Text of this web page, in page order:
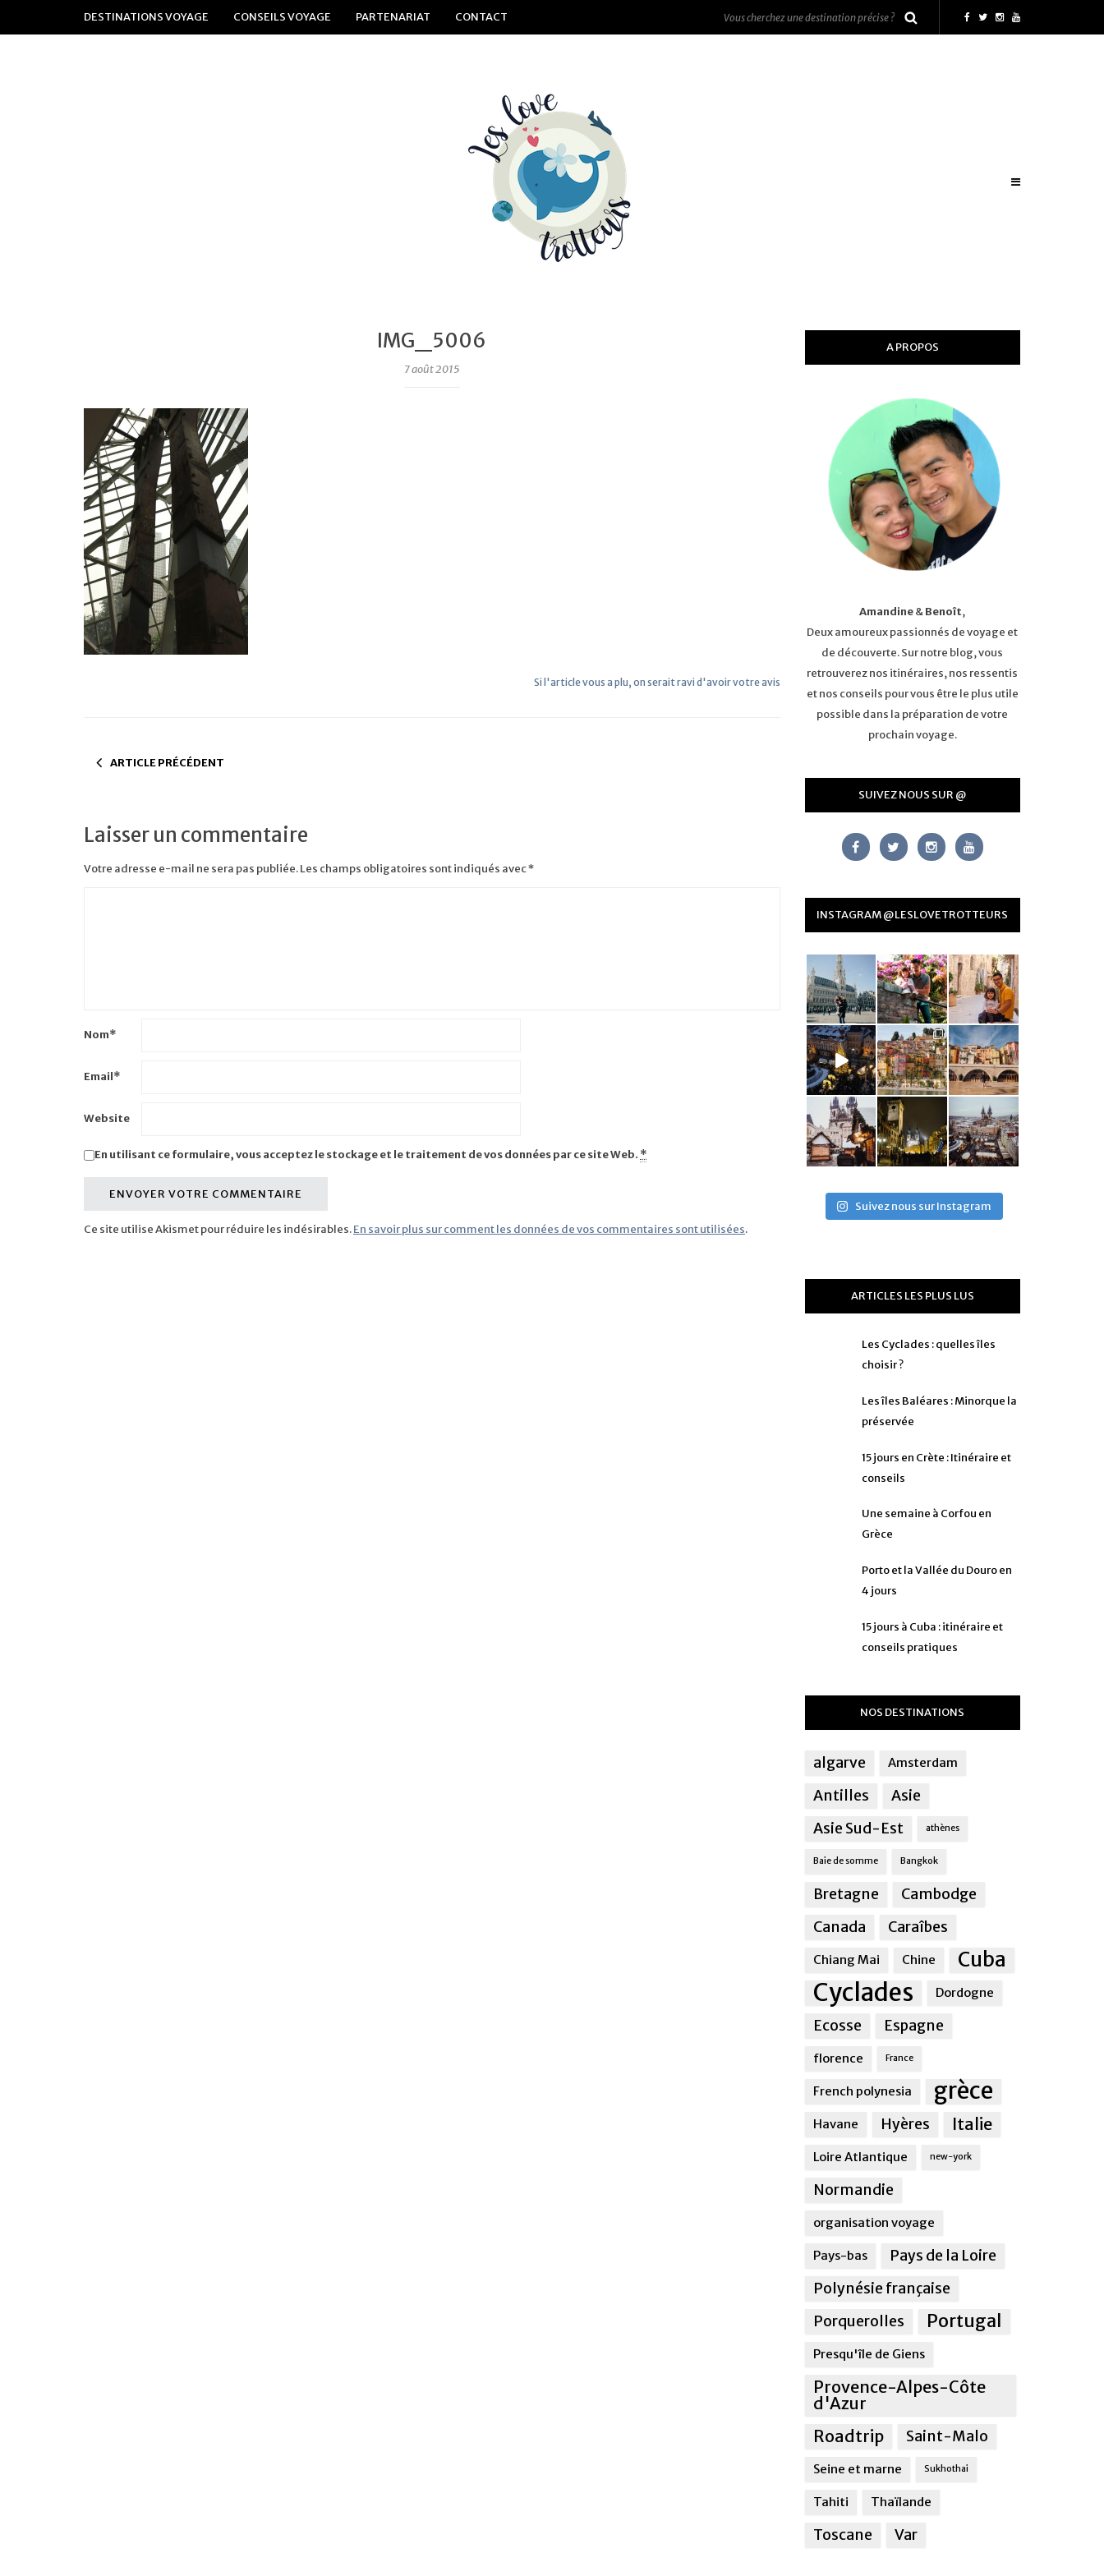
DESTINATIONS VOYAGE CONSEILS VOYAGE PARTENARIAT CONTACT
IMG_5006
7 août 2015
Si l'article vous a plu, on serait ravi d'avoir votre avis
ARTICLE PRÉCÉDENT
Laisser un commentaire
Votre adresse e-mail ne sera pas publiée.Les champs obligatoires sont indiqués avec*
Nom*
Email*
Website
En utilisant ce formulaire, vous acceptez le stockage et le traitement de vos données par ce site Web. *
Ce site utilise Akismet pour réduire les indésirables.En savoir plus sur comment les données de vos commentaires sont utilisées.
A PROPOS
Amandine&Benoît,
Deux amoureux passionnés de voyage et
de découverte. Sur notre blog, vous
retrouverez nos itinéraires, nos ressentis
et nos conseils pour vous être le plus utile
possible dans la préparation de votre
prochain voyage.
SUIVEZ NOUS SUR @
INSTAGRAM @LESLOVETROTTEURS
Suivez nous sur Instagram
ARTICLES LES PLUS LUS
Les Cyclades : quelles îles
choisir ?
Les îles Baléares : Minorque la
préservée
15 jours en Crète : Itinéraire et
conseils
Une semaine à Corfou en
Grèce
Porto et la Vallée du Douro en
4 jours
15 jours à Cuba : itinéraire et
conseils pratiques
NOS DESTINATIONS
algarve Amsterdam
Antilles
Asie
Asie Sud-Est
athènes
Baie de somme Bangkok
Bretagne
Cambodge
Canada
Caraîbes
Chiang Mai Chine Cuba
Cyclades Dordogne
Ecosse Espagne
florence France
French polynesia grèce
Havane Hyères Italie
Loire Atlantique new-york
Normandie
organisation voyage
Pays-bas
Pays de la Loire
Polynésie française
Porquerolles
Portugal
Presqu'île de Giens
Provence-Alpes-Côte
d'Azur
Roadtrip
Saint-Malo
Seine et marne Sukhothai
Tahiti Thaïlande
Toscane Var